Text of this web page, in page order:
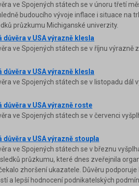
ve Spojených státech se v únoru třetí
budoucího vývoje inflace i situace na
průzkumu Michiganské univerzity.
v USA výrazně klesla
ve Spojených státech se v říjnu výrazně
v USA výrazně klesla
ve Spojených státech se v listopadu dál
v USA výrazně roste
ve Spojených státech se v červenci
v USA výrazně stoupla
ve Spojených státech se v březnu
průzkumu, které dnes zveřejnila
zhoršení ukazatele. Důvěru
a lepší hodnocení podnikatelských